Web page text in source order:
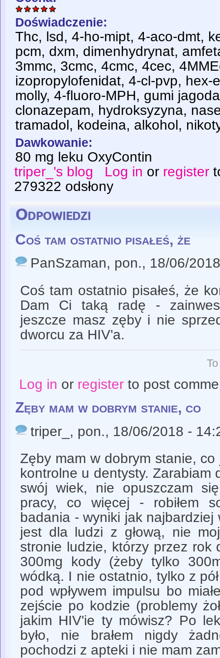
Doświadczenie:
Thc, lsd, 4-ho-mipt, 4-aco-dmt,
pcm, dxm, dimenhydrynat,
3mmc, 3cmc, 4cmc, 4cec,
izopropylofenidat, 4-cl-pvp, hex-
molly, 4-fluoro-MPH, gumi
clonazepam, hydroksyzyna,
tramadol, kodeina, alkohol,
Dawkowanie:
80 mg leku OxyContin
triper_'s blog
Log in or register
279322 odsłony
Odpowiedzi
Coś tam ostatnio pisałeś, że
PanSzaman, pon., 18/06/
Coś tam ostatnio pisałeś, że
Dam Ci taką radę -
jeszcze masz zęby i nie
dworcu za HIV'a.
Log in or registerto post
Zęby mam w dobrym stanie, co
triper_ , pon., 18/06/2018 -
Zęby mam w dobrym stanie,
kontrolne u dentysty. Zarabiam
swój wiek, nie opuszczam
pracy, co więcej - robiłem
badania - wyniki jak najbardziej
jest dla ludzi z głową, nie
stronie ludzie, którzy przez rok
300mg kody (żeby tylko
wódką. I nie ostatnio, tylko z
pod wpływem impulsu bo
zejście po kodzie (problemy
jakim HIV'ie ty mówisz? Po
było, nie brałem nigdy
pochodzi z apteki i nie mam